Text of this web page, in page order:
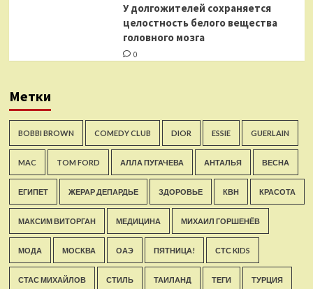
У долгожителей сохраняется
целостность белого вещества
головного мозга
0
Метки
BOBBI BROWN COMEDY CLUB DIOR ESSIE GUERLAIN
MAC TOM FORD АЛЛА ПУГАЧЕВА АНТАЛЬЯ ВЕСНА
ЕГИПЕТ ЖЕРАР ДЕПАРДЬЕ ЗДОРОВЬЕ КВН КРАСОТА
МАКСИМ ВИТОРГАН МЕДИЦИНА МИХАИЛ ГОРШЕНЁВ
МОДА МОСКВА ОАЭ ПЯТНИЦА! СТС KIDS
СТАС МИХАЙЛОВ СТИЛЬ ТАИЛАНД ТЕГИ ТУРЦИЯ